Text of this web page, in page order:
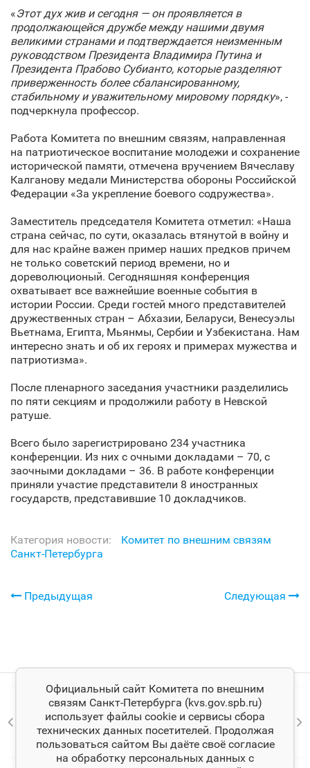
«Этот дух жив и сегодня — он проявляется в
продолжающейся дружбе между нашими двумя
великими странами и подтверждается неизменным
руководством Президента Владимира Путина и
Президента Прабово Субианто, которые разделяют
приверженность более сбалансированному,
стабильному и уважительному мировому порядку», -
подчеркнула профессор.
Работа Комитета по внешним связям, направленная
на патриотическое воспитание молодежи и сохранение
исторической памяти, отмечена вручением Вячеславу
Калганову медали Министерства обороны Российской
Федерации «За укрепление боевого содружества».
Заместитель председателя Комитета отметил: «Наша
страна сейчас, по сути, оказалась втянутой в войну и
для нас крайне важен пример наших предков причем
не только советский период времени, но и
дореволюционый. Сегодняшняя конференция
охватывает все важнейшие военные события в
истории России. Среди гостей много представителей
дружественных стран – Абхазии, Беларуси, Венесуэлы
Вьетнама, Египта, Мьянмы, Сербии и Узбекистана. Нам
интересно знать и об их героях и примерах мужества и
патриотизма».
После пленарного заседания участники разделились
по пяти секциям и продолжили работу в Невской
ратуше.
Всего было зарегистрировано 234 участника
конференции. Из них с очными докладами – 70, с
заочными докладами – 36. В работе конференции
приняли участие представители 8 иностранных
государств, представившие 10 докладчиков.
Категория новости:
Комитет по внешним связям
Санкт‑Петербурга
Предыдущая Следующая
Официальный сайт Комитета по внешним
связям Санкт‑Петербурга (kvs.gov.spb.ru)
использует файлы cookie и сервисы сбора
технических данных посетителей. Продолжая
пользоваться сайтом Вы даёте своё согласие
на обработку персональных данных с